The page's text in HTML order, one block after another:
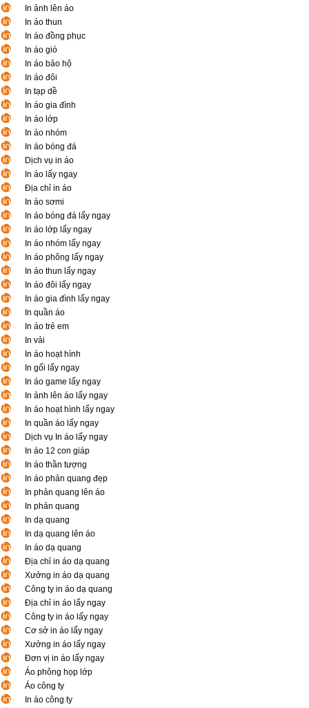
In ảnh lên áo
In áo thun
In áo đồng phục
In áo gió
In áo bảo hộ
In áo đôi
In tạp dề
In áo gia đình
In áo lớp
In áo nhóm
In áo bóng đá
Dịch vụ in áo
In áo lấy ngay
Địa chỉ in áo
In áo sơmi
In áo bóng đá lấy ngay
In áo lớp lấy ngay
In áo nhóm lấy ngay
In áo phông lấy ngay
In áo thun lấy ngay
In áo đôi lấy ngay
In áo gia đình lấy ngay
In quần áo
In áo trẻ em
In vải
In áo hoạt hình
In gối lấy ngay
In áo game lấy ngay
In ảnh lên áo lấy ngay
In áo hoạt hình lấy ngay
In quần áo lấy ngay
Dịch vụ In áo lấy ngay
In áo 12 con giáp
In áo thần tượng
In áo phản quang đẹp
In phản quang lên áo
In phản quang
In dạ quang
In dạ quang lên áo
In áo dạ quang
Địa chỉ in áo dạ quang
Xưởng in áo dạ quang
Công ty in áo dạ quang
Địa chỉ in áo lấy ngay
Công ty in áo lấy ngay
Cơ sở in áo lấy ngay
Xưởng in áo lấy ngay
Đơn vị in áo lấy ngay
Áo phông họp lớp
Áo công ty
In áo công ty